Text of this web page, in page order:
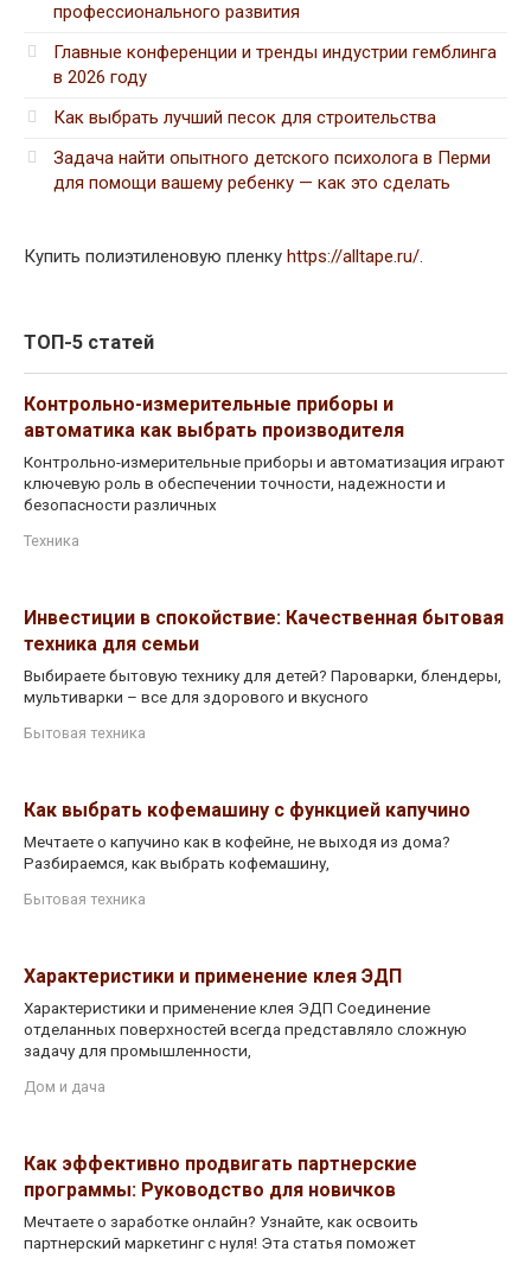
профессионального развития
Главные конференции и тренды индустрии гемблинга
в 2026 году
Как выбрать лучший песок для строительства
Задача найти опытного детского психолога в Перми
для помощи вашему ребенку — как это сделать
Купить полиэтиленовую пленку https://alltape.ru/.
ТОП-5 статей
Контрольно-измерительные приборы и
автоматика как выбрать производителя
Контрольно-измерительные приборы и автоматизация играют
ключевую роль в обеспечении точности, надежности и
безопасности различных
Техника
Инвестиции в спокойствие: Качественная бытовая
техника для семьи
Выбираете бытовую технику для детей? Пароварки, блендеры,
мультиварки – все для здорового и вкусного
Бытовая техника
Как выбрать кофемашину с функцией капучино
Мечтаете о капучино как в кофейне, не выходя из дома?
Разбираемся, как выбрать кофемашину,
Бытовая техника
Характеристики и применение клея ЭДП
Характеристики и применение клея ЭДП Соединение
отделанных поверхностей всегда представляло сложную
задачу для промышленности,
Дом и дача
Как эффективно продвигать партнерские
программы: Руководство для новичков
Мечтаете о заработке онлайн? Узнайте, как освоить
партнерский маркетинг с нуля! Эта статья поможет